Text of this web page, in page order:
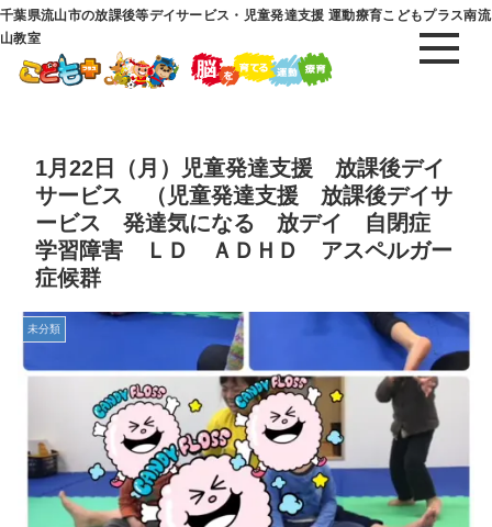
千葉県流山市の放課後等デイサービス・児童発達支援 運動療育こどもプラス南流
山教室
1月22日（月）児童発達支援 放課後デイ
サービス （児童発達支援 放課後デイサ
ービス 発達気になる 放デイ 自閉症
学習障害 ＬＤ ＡＤＨＤ アスペルガー
症候群
未分類